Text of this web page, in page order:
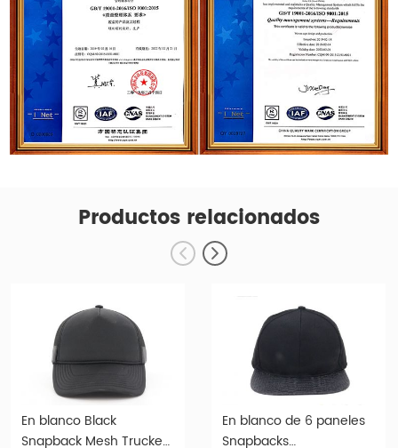
Productos relacionados
En blanco Black
Snapback Mesh Trucker
En blanco de 6 paneles
Snapbacks